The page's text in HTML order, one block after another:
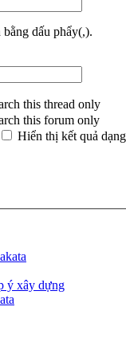
bằng dấu phẩy(,).
this thread only
this forum only
Hiển thị kết quả
ý xây dựng